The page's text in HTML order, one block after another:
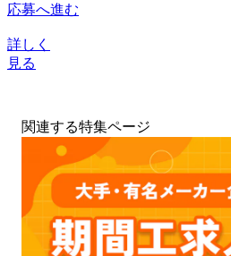
応募へ進む
詳しく
見る
関連する特集ページ